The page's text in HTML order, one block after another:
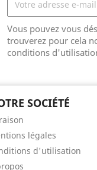
Vous pouvez vous
trouverez pour cela
conditions
SOCIÉTÉ
légales
d'utilisation